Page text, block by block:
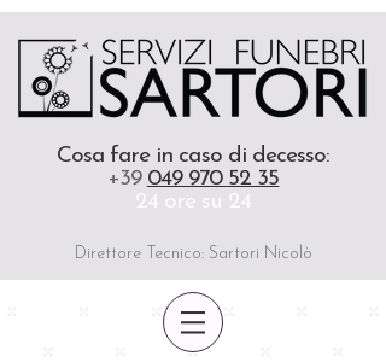
Cosa fare in caso di decesso:
+39 049 970 52 35
24 ore su 24
Direttore Tecnico: Sartori Nicolò